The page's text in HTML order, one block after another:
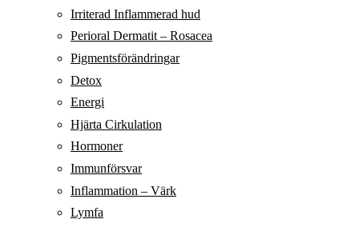
Irriterad Inflammerad hud
Perioral Dermatit – Rosacea
Pigmentsförändringar
Detox
Energi
Hjärta Cirkulation
Hormoner
Immunförsvar
Inflammation – Värk
Lymfa